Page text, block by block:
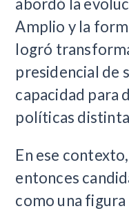
abordó la
Amplio y la
logró
presidencial de
capacidad para
políticas
En ese
entonces
como una